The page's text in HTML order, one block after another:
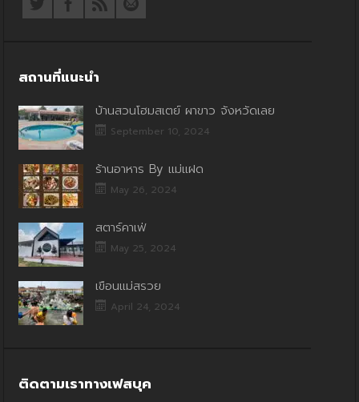
สถานที่แนะนำ
บ้านสวนโฮมสเตย์ ผาขาว จังหวัดเลย
September 10, 2024
ร้านอาหาร By แม่แฝด
May 26, 2024
สตาร์คาเฟ่
May 25, 2024
เขื่อนแม่สรวย
April 24, 2024
ติดตามเราทางเฟสบุค